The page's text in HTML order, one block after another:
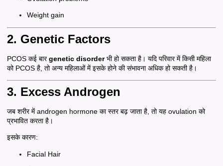
Weight gain
2. Genetic Factors
PCOS कई बारgenetic disorderभी हो सकता है। यदि परिवार में किसी महिला
को PCOS है, तो अन्य महिलाओं में इसके होने की संभावना अधिक हो सकती है।
3. Excess Androgen
जब शरीर में androgen hormone का स्तर बढ़ जाता है, तो यह ovulation को
प्रभावित करता है।
इसके कारण:
Facial Hair